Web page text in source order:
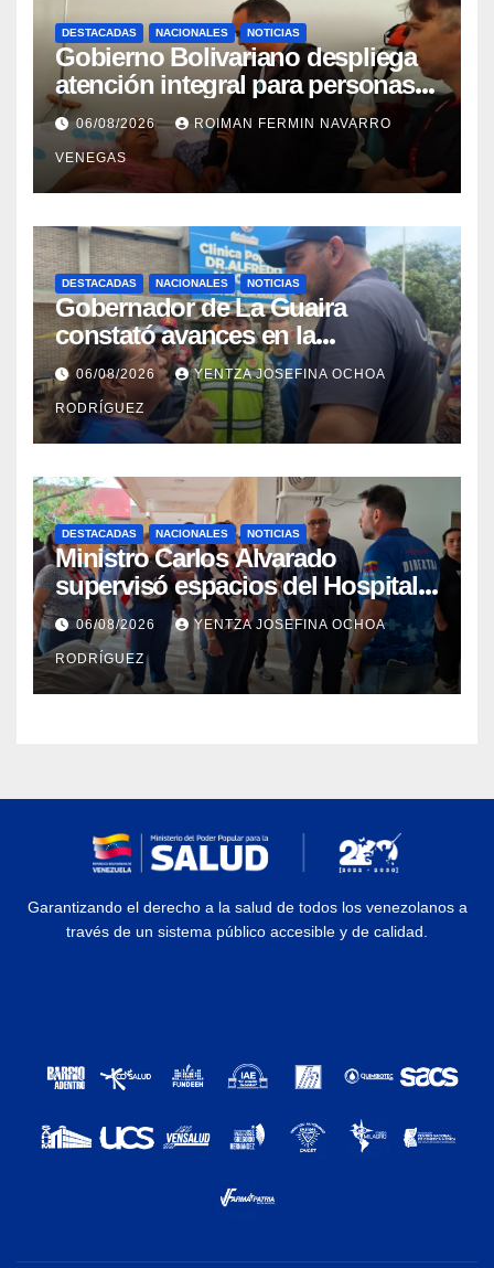
DESTACADAS NACIONALES NOTICIAS
Gobierno Bolivariano despliega
atención integral para personas
con discapacidad en
campamentos de La Guaira
06/08/2026 ROIMAN FERMIN NAVARRO
VENEGAS
DESTACADAS NACIONALES NOTICIAS
Gobernador de La Guaira
constató avances en la
rehabilitación del Hospitalito de
Catia la Mar
06/08/2026 YENTZA JOSEFINA OCHOA
RODRÍGUEZ
DESTACADAS NACIONALES NOTICIAS
Ministro Carlos Alvarado
supervisó espacios del Hospital
Dermatológico Dr. Martín Vegas
en La Guaira
06/08/2026 YENTZA JOSEFINA OCHOA
RODRÍGUEZ
Garantizando el derecho a la salud de todos los venezolanos a
través de un sistema público accesible y de calidad.